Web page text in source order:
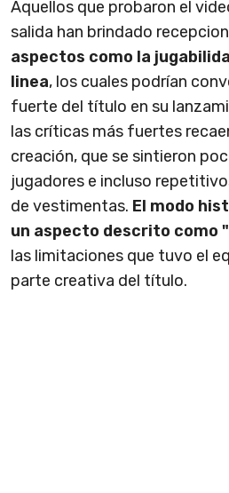
Aquellos que probaron el
salida han brindado
aspectos como la
linea, los cuales podrían
fuerte del título en su
las críticas más fuertes
creación, que se sintieron
jugadores e incluso
de vestimentas. El modo
un aspecto descrito como
las limitaciones que tuvo el
parte creativa del título.